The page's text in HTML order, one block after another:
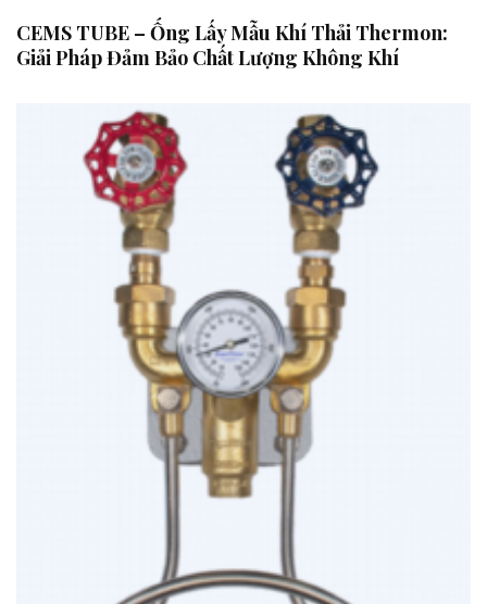
CEMS TUBE – Ống Lấy Mẫu Khí Thải Thermon:
Giải Pháp Đảm Bảo Chất Lượng Không Khí